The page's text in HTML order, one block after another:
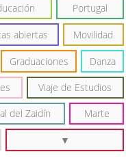
Portugal
abiertas Movilidad
Graduaciones Danza
Viaje de Estudios
del Zaidín Marte